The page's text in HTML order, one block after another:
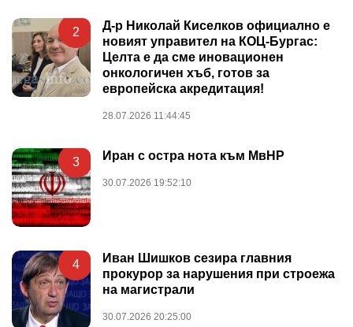
2
Д-р Николай Киселков официално е
новият управител на КОЦ-Бургас:
Целта е да сме иновационен
онкологичен хъб, готов за
европейска акредитация!
28.07.2026 11:44:45
3 Иран с остра нота към МвНР
30.07.2026 19:52:10
4
Иван Шишков сезира главния
прокурор за нарушения при строежа
на магистрали
30.07.2026 20:25:00